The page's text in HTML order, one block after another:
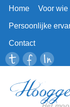
Home Voor wie
Persoonlijke
Contact